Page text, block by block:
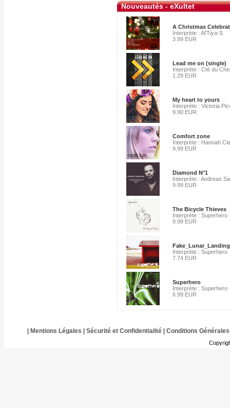
Nouveautés - eXultet
A Christmas
Interprète : Al'Tiya-S
3.99 EUR
Lead me on (single)
Interprète : Cté du
1.29 EUR
My heart to yours
Interprète : Victoria
9.90 EUR
Comfort zone
Interprète : Hannah
9.99 EUR
Diamond N°1
Interprète : Andreas
9.99 EUR
The Bicycle Thieves
Interprète : Superhero
9.99 EUR
Fake_Lunar_Landing
Interprète : Superhero
7.74 EUR
Superhero
Interprète : Superhero
6.99 EUR
Mentions Légales Sécurité et Confidentialité| Conditions Générales